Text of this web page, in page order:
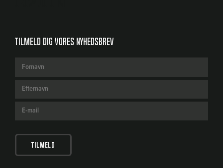
Tilmeld dig vores nyhedsbrev